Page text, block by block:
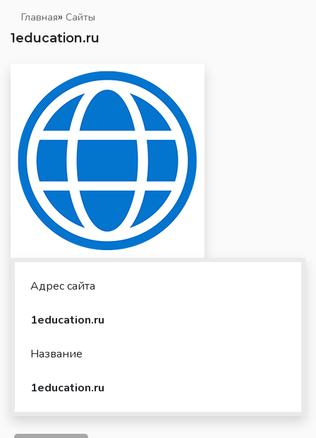
Главная» Сайты
1education.ru
Адрес сайта
1education.ru
Название
1education.ru